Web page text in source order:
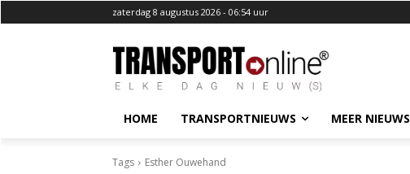
zaterdag 8 augustus 2026 - 06:54 uur
HOME TRANSPORTNIEUWS MEER NIEUWS
Tags Esther Ouwehand